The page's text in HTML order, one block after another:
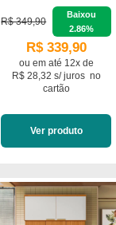
R$ 349,90
Baixou
2.86%
R$ 339,90
ou ematé 12x de
R$ 28,32 s/ juros no
cartão
Ver produto